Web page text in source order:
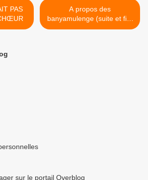
A propos des
banyamulenge (suite et fin)
>
sur le portail Overblog